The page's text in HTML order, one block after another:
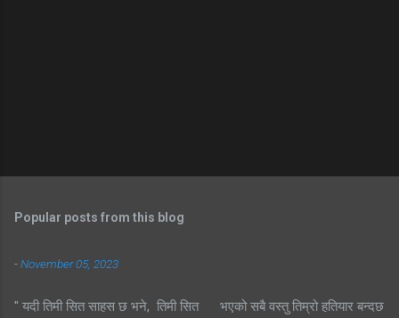
Popular posts from this blog
-November 05, 2023
" यदी तिमी सित साहस छ भने, तिमी सित भएको सबै वस्तु तिम्रो हतियार बन्दछ